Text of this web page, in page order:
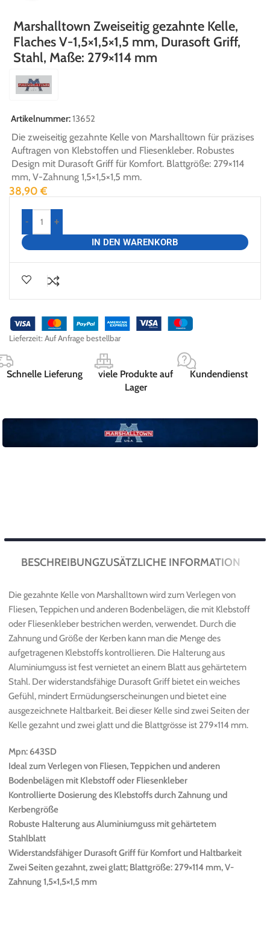
Marshalltown Zweiseitig gezahnte Kelle,
Flaches V-1,5×1,5×1,5 mm, Durasoft Griff,
Stahl, Maße: 279×114 mm
Artikelnummer:13652
Die zweiseitig gezahnte Kelle von Marshalltown für präzises
Auftragen von Klebstoffen und Fliesenkleber. Robustes
Design mit Durasoft Griff für Komfort. Blattgröße: 279×114
mm, V-Zahnung 1,5×1,5×1,5 mm.
38,90€
-
+
IN DEN WARENKORB
Lieferzeit: Auf Anfrage bestellbar
Schnelle Lieferung
viele Produkte auf
Lager
Kundendienst
BESCHREIBUNGZUSÄTZLICHE INFORMATION
Die gezahnte Kelle von Marshalltown wird zum Verlegen von
Fliesen, Teppichen und anderen Bodenbelägen, die mit Klebstoff
oder Fliesenkleber bestrichen werden, verwendet. Durch die
Zahnung und Größe der Kerben kann man die Menge des
aufgetragenen Klebstoffs kontrollieren. Die Halterung aus
Aluminiumguss ist fest vernietet an einem Blatt aus gehärtetem
Stahl. Der widerstandsfähige Durasoft Griff bietet ein weiches
Gefühl, mindert Ermüdungserscheinungen und bietet eine
ausgezeichnete Haltbarkeit. Bei dieser Kelle sind zwei Seiten der
Kelle gezahnt und zwei glatt und die Blattgrösse ist 279×114 mm.
Mpn: 643SD
Ideal zum Verlegen von Fliesen, Teppichen und anderen
Bodenbelägen mit Klebstoff oder Fliesenkleber
Kontrollierte Dosierung des Klebstoffs durch Zahnung und
Kerbengröße
Robuste Halterung aus Aluminiumguss mit gehärtetem
Stahlblatt
Widerstandsfähiger Durasoft Griff für Komfort und Haltbarkeit
Zwei Seiten gezahnt, zwei glatt; Blattgröße: 279×114 mm, V-
Zahnung 1,5×1,5×1,5 mm